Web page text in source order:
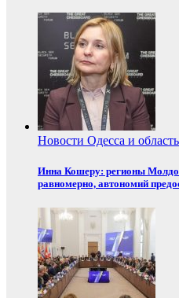
Новости Одесса и область
Инна Кошеру: регионы
равномерно, автономий